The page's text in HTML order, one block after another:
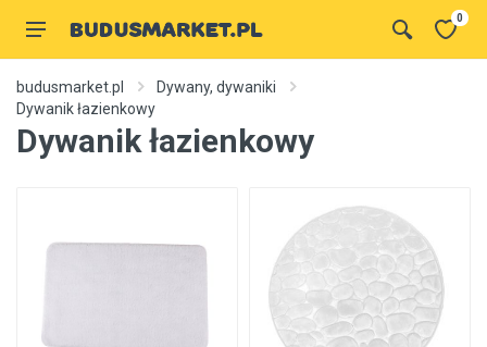
0
budusmarket.pl
Dywany, dywaniki
Dywanik łazienkowy
Dywanik łazienkowy